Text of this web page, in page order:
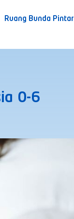
Ruang Bunda Pintar
0-6